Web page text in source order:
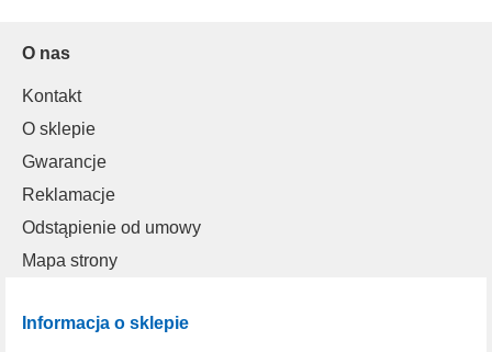
O nas
Kontakt
O sklepie
Gwarancje
Reklamacje
Odstąpienie od umowy
Mapa strony
Informacja o sklepie